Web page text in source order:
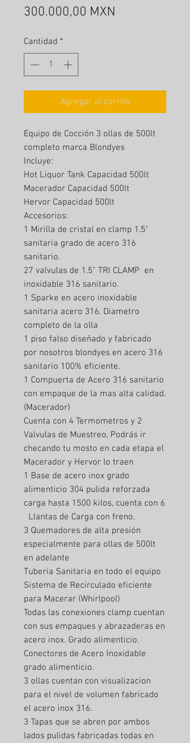
300.000,00 MXN
Cantidad *
Agregar al carrito
Equipo de Cocción 3 ollas de 500lt
completo marca Blondyes
Incluye:
Hot Liquor Tank Capacidad 500lt
Macerador Capacidad 500lt
Hervor Capacidad 500lt
Accesorios:
1 Mirilla de cristal en clamp 1.5"
sanitaria grado de acero 316
sanitario.
27 valvulas de 1.5" TRI CLAMP en
inoxidable 316 sanitario.
1 Sparke en acero inoxidable
sanitaria acero 316. Diametro
completo de la olla
1 piso falso diseñado y fabricado
por nosotros blondyes en acero 316
sanitario 100% eficiente.
1 Compuerta de Acero 316 sanitario
con empaque de la mas alta calidad.
(Macerador)
Cuenta con 4 Termometros y 2
Valvulas de Muestreo, Podrás ir
checando tu mosto en cada etapa el
Macerador y Hervor lo traen
1 Base de acero inox grado
alimenticio 304 pulida reforzada
carga hasta 1500 kilos, cuenta con 6
Llantas de Carga con freno.
3 Quemadores de alta presión
especialmente para ollas de 500lt
en adelante
Tuberia Sanitaria en todo el equipo
Sistema de Recirculado eficiente
para Macerar (Whirlpool)
Todas las conexiones clamp cuentan
con sus empaques y abrazaderas en
acero inox. Grado alimenticio.
Conectores de Acero Inoxidable
grado alimenticio.
3 ollas cuentan con visualizacion
para el nivel de volumen fabricado
el acero inox 316.
3 Tapas que se abren por ambos
lados pulidas fabricadas todas en